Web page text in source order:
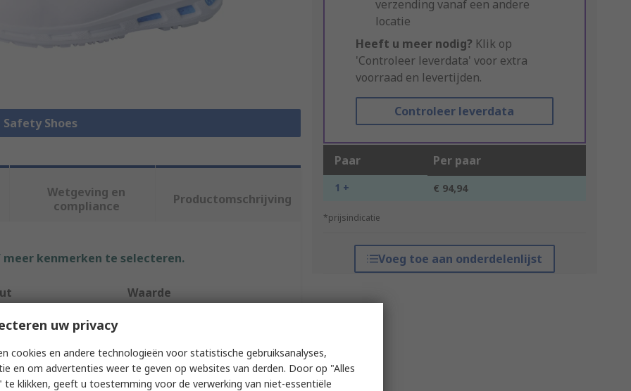
Shoes
verzending vanaf een andere
locatie
Heeft u meer nodig? Klik op
'Controleer leverdata' voor extra
voorraad en levertijden.
Controleer leverdata
Paar Per paar
1 + € 94,94
*prijsindicatie
Voeg toe aan onderdelenlijst
Wetgeving en
compliance
Productomschrijving
kenmerken te selecteren.
Waarde
Safety Shoes
GLYCINE IAIA111
uw privacy
cookies en andere technologieën voor statistische gebruiksanalyses,
en om advertenties weer te geven op websites van derden. Door op "Alles
te klikken, geeft u toestemming voor de verwerking van niet-essentiële